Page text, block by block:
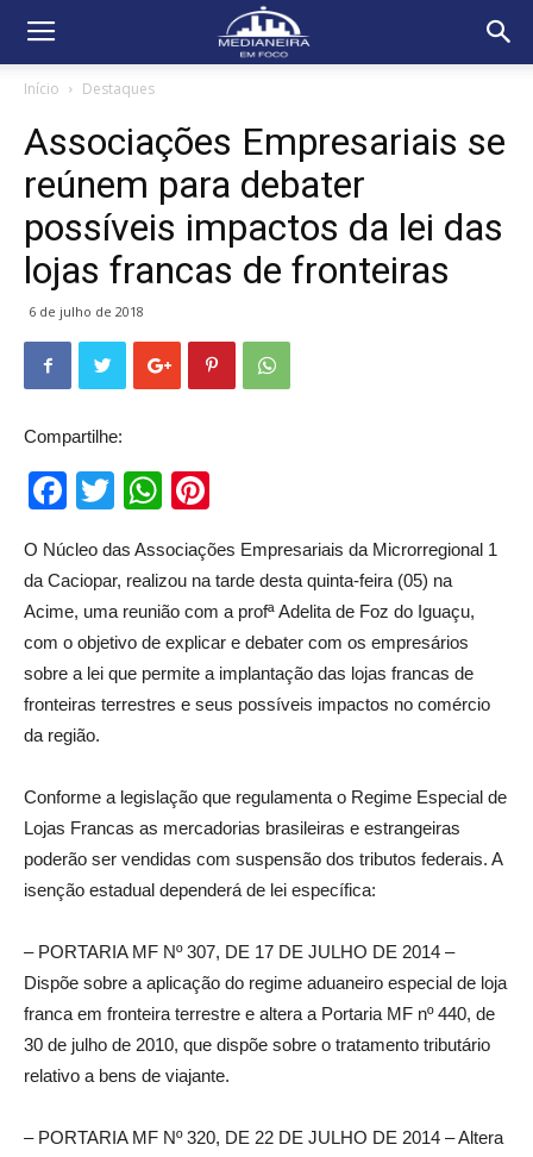
Início Destaques
Associações Empresariais se
reúnem para debater
possíveis impactos da lei das
lojas francas de fronteiras
6 de julho de 2018
Compartilhe:
Facebook
TwitterWhatsApp
O Núcleo das Associações Empresariais da Microrregional 1
da Caciopar, realizou na tarde desta quinta-feira (05) na
Acime, uma reunião com a profª Adelita de Foz do Iguaçu,
com o objetivo de explicar e debater com os empresários
sobre a lei que permite a implantação das lojas francas de
fronteiras terrestres e seus possíveis impactos no comércio
da região.
Conforme a legislação que regulamenta o Regime Especial de
Lojas Francas as mercadorias brasileiras e estrangeiras
poderão ser vendidas com suspensão dos tributos federais. A
isenção estadual dependerá de lei específica:
– PORTARIA MF Nº 307, DE 17 DE JULHO DE 2014 –
Dispõe sobre a aplicação do regime aduaneiro especial de loja
franca em fronteira terrestre e altera a Portaria MF nº 440, de
30 de julho de 2010, que dispõe sobre o tratamento tributário
relativo a bens de viajante.
– PORTARIA MF Nº 320, DE 22 DE JULHO DE 2014 – Altera